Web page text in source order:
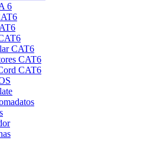
6
CAT6
CAT6
CAT6